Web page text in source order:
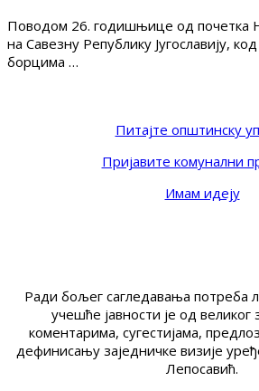
Поводом 26. годишњице од почетка
на Савезну Републику Југославију,
борцима …
Питајте општинску
Пријавите комунални
Имам идеју
Ради бољег сагледавања потреба
учешће јавности је од великог
коментарима, сугестијама,
дефинисању заједничке визије
Лепосавић.